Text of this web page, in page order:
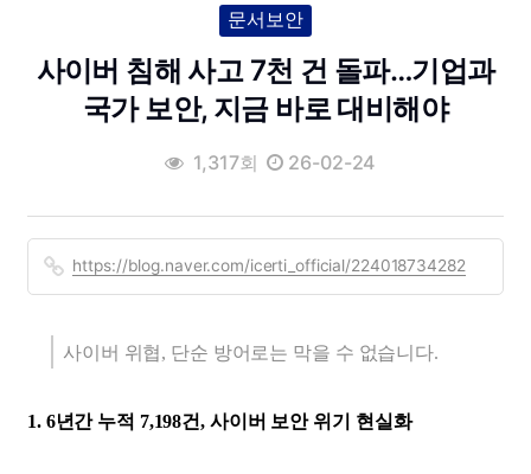
문서보안
사이버 침해 사고 7천 건 돌파…기업과
국가 보안, 지금 바로 대비해야
1,317회 26-02-24
https://blog.naver.com/icerti_official/224018734282
사이버 위협, 단순 방어로는 막을 수 없습니다.
1. 6년간 누적 7,198건, 사이버 보안 위기 현실화